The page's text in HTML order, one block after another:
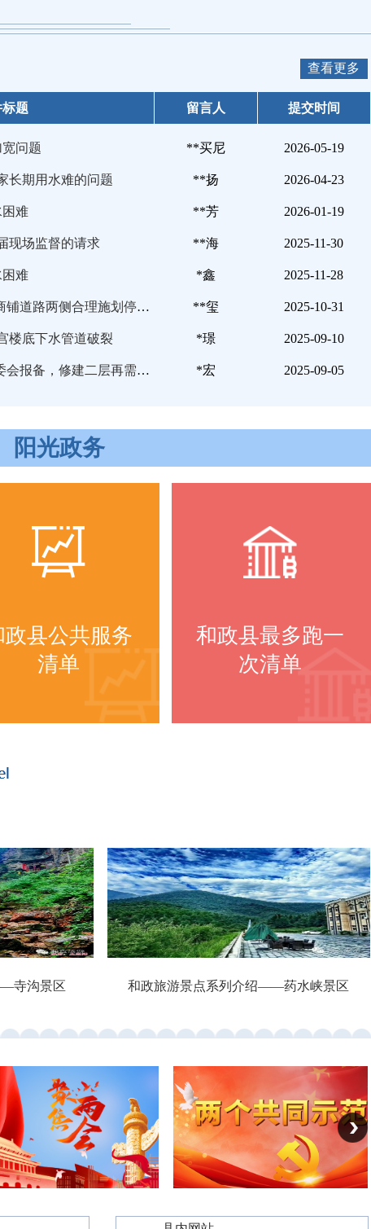
查看更多
题 留言人 提交时间
问题 **买尼 2026-05-19
长期用水难的问题 **扬 2026-04-23
困难 **芳 2026-01-19
现场监督的请求 **海 2025-11-30
困难 *鑫 2025-11-28
关于恳请在富强佳苑临街商铺道路两侧合理施划停车位的联名信 **玺 2025-10-31
楼底下水管道破裂 *璟 2025-09-10
三谷村老屋翻建，已向村委会报备，修建二层再需要审批吗 *宏 2025-09-05
阳光政务
政县公共服务
清单
和政县最多跑一
次清单
寺沟景区 和政旅游景点系列介绍——药水峡景区